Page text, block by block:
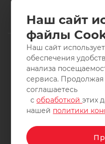
2011-2026 © интернет-
ВелоСаратов. Не
защищены.
Наш сайт
файлы
Наш сайт
обеспечения
анализа
сервиса. Продолжая
соглашаетесь
собработкойэтих
нашей политики